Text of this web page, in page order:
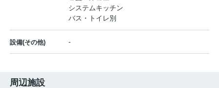
システムキッチン
バス・トイレ別
設備(その他) -
周辺施設